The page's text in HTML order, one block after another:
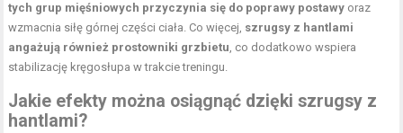
tych grup mięśniowych przyczynia się do poprawy postawy oraz
wzmacnia siłę górnej części ciała. Co więcej, szrugsy z hantlami
angażują również prostowniki grzbietu, co dodatkowo wspiera
stabilizację kręgosłupa w trakcie treningu.
Jakie efekty można osiągnąć dzięki szrugsy z
hantlami?